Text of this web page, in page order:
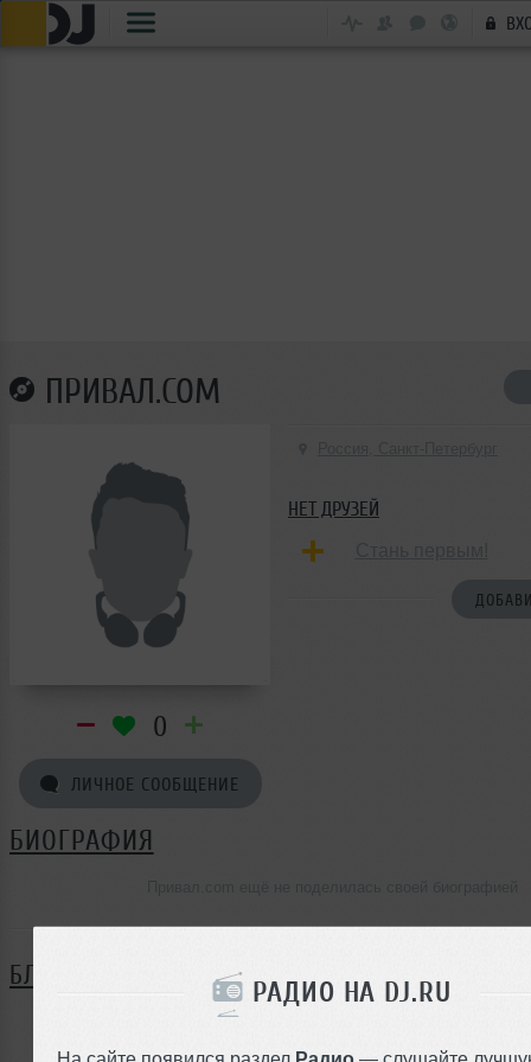
РАДИО НА DJ.RU
На сайте появился раздел Радио — слушайте
ПРИВАЛ.COM
0
ЛИЧНОЕ СООБЩЕНИЕ
НЕТ ДРУЗЕЙ
БИОГРАФИЯ
БЛОГ